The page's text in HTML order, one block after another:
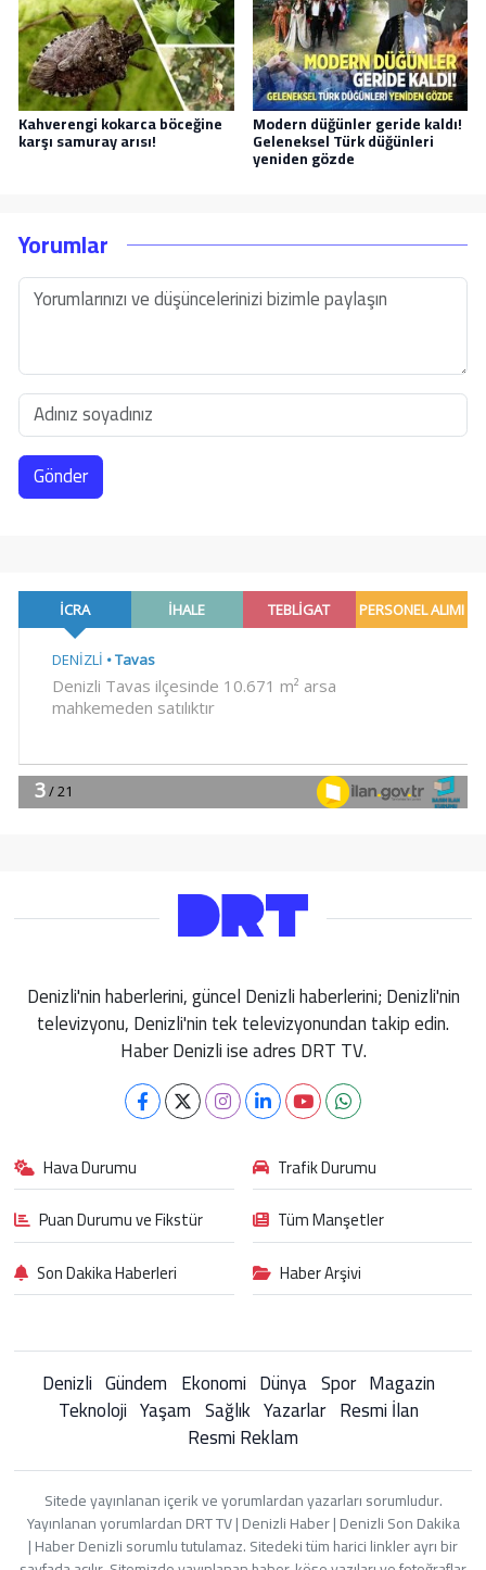
Kahverengi kokarca böceğine
karşı samuray arısı!
Modern düğünler geride kaldı!
Geleneksel Türk düğünleri
yeniden gözde
Yorumlar
Gönder
Denizli'nin haberlerini, güncel Denizli haberlerini; Denizli'nin
televizyonu, Denizli'nin tek televizyonundan takip edin.
Haber Denizli ise adres DRT TV.
Hava Durumu
Trafik Durumu
Puan Durumu ve Fikstür
Tüm Manşetler
Son Dakika Haberleri
Haber Arşivi
Denizli Gündem Ekonomi Dünya Spor Magazin
Teknoloji Yaşam Sağlık Yazarlar Resmi İlan
Resmi Reklam
Sitede yayınlanan içerik ve yorumlardan yazarları sorumludur.
Yayınlanan yorumlardan DRT TV | Denizli Haber | Denizli Son Dakika
| Haber Denizli sorumlu tutulamaz. Sitedeki tüm harici linkler ayrı bir